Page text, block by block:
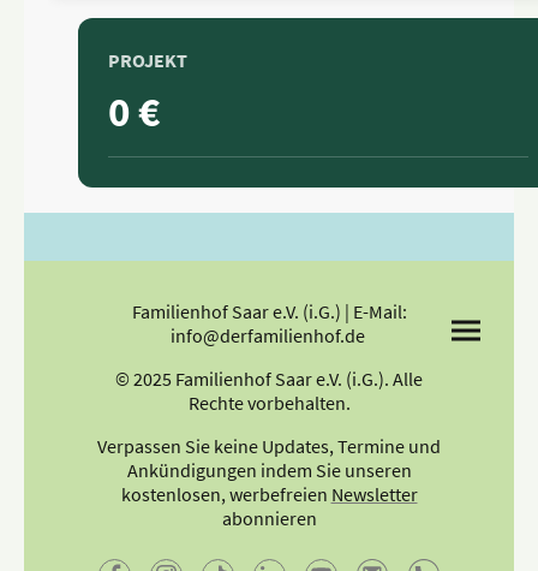
PROJEKT
0 €
Familienhof Saar e.V. (i.G.) | E-Mail:
info@derfamilienhof.de
© 2025 Familienhof Saar e.V. (i.G.). Alle
Rechte vorbehalten.
Verpassen Sie keine Updates, Termine und
Ankündigungen indem Sie unseren
kostenlosen, werbefreien Newsletter
abonnieren